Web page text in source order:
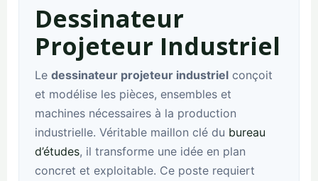
Dessinateur
Projeteur Industriel
Le dessinateur projeteur industriel conçoit
et modélise les pièces, ensembles et
machines nécessaires à la production
industrielle. Véritable maillon clé du bureau
d’études, il transforme une idée en plan
concret et exploitable. Ce poste requiert